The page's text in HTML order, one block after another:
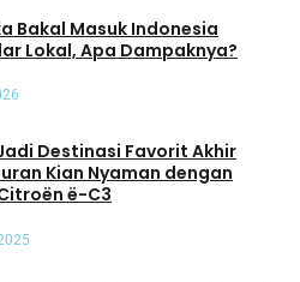
Bakal Masuk Indonesia
Lokal, Apa Dampaknya?
Destinasi Favorit Akhir
Kian Nyaman dengan
ë-C3